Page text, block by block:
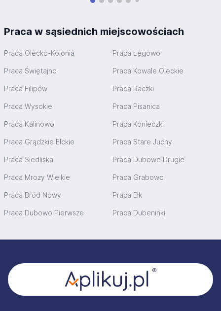
Praca w sąsiednich miejscowościach
Praca Olecko-Kolonia Praca Łęgowo
Praca Świętajno Praca Kowale Oleckie
Praca Filipów Praca Raczki
Praca Wysokie Praca Pisanica
Praca Kalinowo Praca Konieczki
Praca Grądzkie Ełckie Praca Stare Juchy
Praca Siedliska Praca Dubowo Drugie
Praca Mrozy Wielkie Praca Grabowo
Praca Bród Nowy Praca Ełk
Praca Dubowo Pierwsze Praca Dubeninki